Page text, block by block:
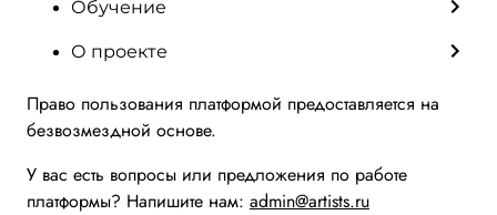
Обучение
О проекте
Право пользования платформой предоставляется на
безвозмездной основе.
У вас есть вопросы или предложения по работе
платформы? Напишите нам: admin@artists.ru